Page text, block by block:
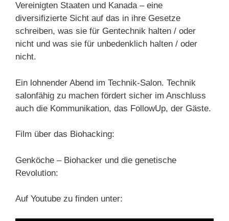
Vereinigten Staaten und Kanada – eine
diversifizierte Sicht auf das in ihre Gesetze
schreiben, was sie für Gentechnik halten / oder
nicht und was sie für unbedenklich halten / oder
nicht.
Ein lohnender Abend im Technik-Salon. Technik
salonfähig zu machen fördert sicher im Anschluss
auch die Kommunikation, das FollowUp, der Gäste.
Film über das Biohacking:
Genköche – Biohacker und die genetische
Revolution:
Auf Youtube zu finden unter: